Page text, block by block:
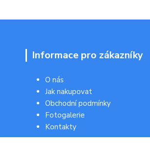
Informace pro zákazníky
O nás
Jak nakupovat
Obchodní podmínky
Fotogalerie
Kontakty